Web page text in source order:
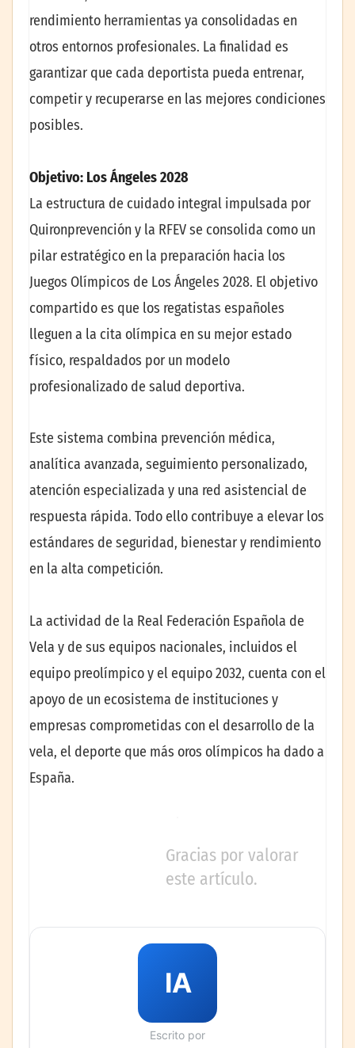
rendimiento herramientas ya consolidadas en
otros entornos profesionales. La finalidad es
garantizar que cada deportista pueda entrenar,
competir y recuperarse en las mejores condiciones
posibles.
Objetivo: Los Ángeles 2028
La estructura de cuidado integral impulsada por
Quironprevención y la RFEV se consolida como un
pilar estratégico en la preparación hacia los
Juegos Olímpicos de Los Ángeles 2028. El objetivo
compartido es que los regatistas españoles
lleguen a la cita olímpica en su mejor estado
físico, respaldados por un modelo
profesionalizado de salud deportiva.
Este sistema combina prevención médica,
analítica avanzada, seguimiento personalizado,
atención especializada y una red asistencial de
respuesta rápida. Todo ello contribuye a elevar los
estándares de seguridad, bienestar y rendimiento
en la alta competición.
La actividad de la Real Federación Española de
Vela y de sus equipos nacionales, incluidos el
equipo preolímpico y el equipo 2032, cuenta con el
apoyo de un ecosistema de instituciones y
empresas comprometidas con el desarrollo de la
vela, el deporte que más oros olímpicos ha dado a
España.
Gracias por valorar
este artículo.
IA
Escrito por